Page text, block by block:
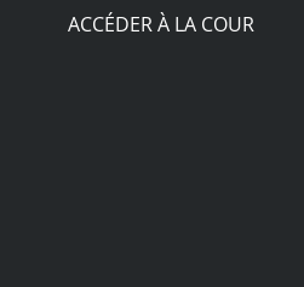
ACCÉDER À LA COUR